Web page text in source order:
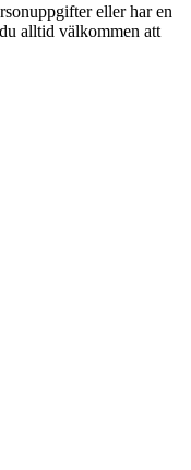
eller har en
alltid välkommen att